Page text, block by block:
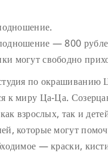
— 800
могут свободно
по
к миру Ца-Ца.
взрослых, так и
которые могут
— краски,